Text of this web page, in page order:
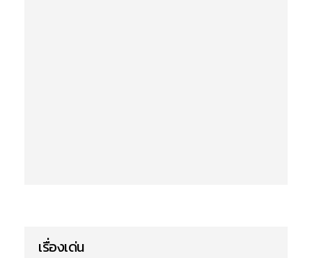
เรื่องเด่น